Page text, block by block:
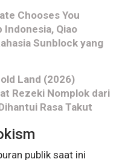
Chooses You
Indonesia, Qiao
Sunblock yang
Land (2026)
Rezeki Nomplok dari
Rasa Takut
publik saat ini